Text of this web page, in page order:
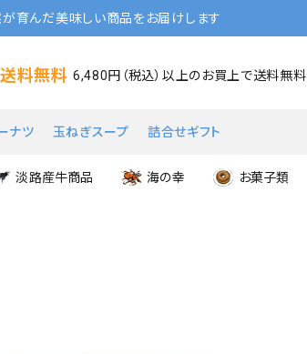
育んだ美味しい商品をお届けします
送料無料 6,480円（税込）以上のお買上で送料無料
ナツ 玉ねぎスープ 詰合せギフト
淡路産牛商品 海の幸 お菓子類